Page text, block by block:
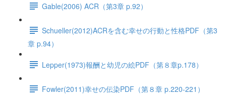
Gable(2006) ACR（第3章 p.92）
Schueller(2012)ACRを含む幸せの行動と性格PDF（第3
章 p.94）
Lepper(1973)報酬と幼児の絵PDF（第８章p.178）
Fowler(2011)幸せの伝染PDF（第８章 p.220-221）